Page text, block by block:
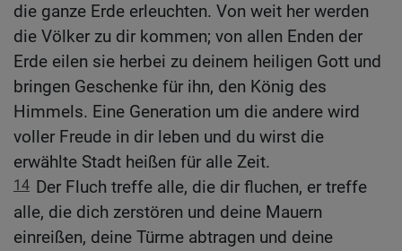
die ganze Erde erleuchten. Von weit her werden
die Völker zu dir kommen; von allen Enden der
Erde eilen sie herbei zu deinem heiligen Gott und
bringen Geschenke für ihn, den König des
Himmels. Eine Generation um die andere wird
voller Freude in dir leben und du wirst die
erwählte Stadt heißen für alle Zeit.
14 Der Fluch treffe alle, die dir fluchen, er treffe
alle, die dich zerstören und deine Mauern
einreißen, deine Türme abtragen und deine